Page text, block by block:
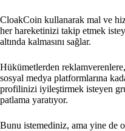
CloakCoin kullanarak mal ve
her hareketinizi takip etmek
altında kalmasını sağlar.
Hükümetlerden reklamverenlere,
sosyal medya platformlarına
profilinizi iyileştirmek isteyen
patlama yaratıyor.
Bunu istemediniz, ama yine de